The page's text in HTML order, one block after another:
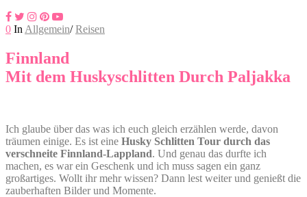
0 In Allgemein/ Reisen
Finnland
Mit dem Huskyschlitten Durch Paljakka
Ich glaube über das was ich euch gleich erzählen werde, davon
träumen einige. Es ist eine Husky Schlitten Tour durch das
verschneite Finnland-Lappland. Und genau das durfte ich
machen, es war ein Geschenk und ich muss sagen ein ganz
großartiges. Wollt ihr mehr wissen? Dann lest weiter und genießt die
zauberhaften Bilder und Momente.